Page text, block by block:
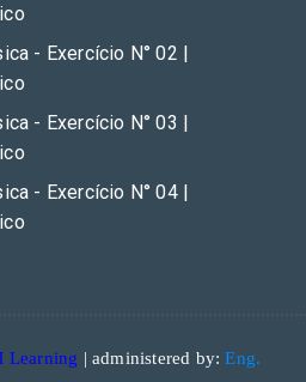
- Exercício N° 02 |
- Exercício N° 03 |
- Exercício N° 04 |
Learning | administered by:Eng.